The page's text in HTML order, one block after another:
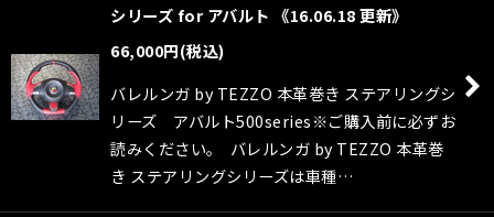
シリーズ for アバルト 《16.06.18 更新》
66,000円(税込)
バレルンガ by TEZZO 本革巻き ステアリングシ
リーズ アバルト500series※ご購入前に必ずお
読みください。 バレルンガ by TEZZO 本革巻
き ステアリングシリーズは車種…